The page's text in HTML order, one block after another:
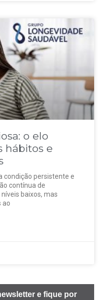
o elo
hábitos e
condição persistente e
contínua de
baixos, mas
ao
e fique por